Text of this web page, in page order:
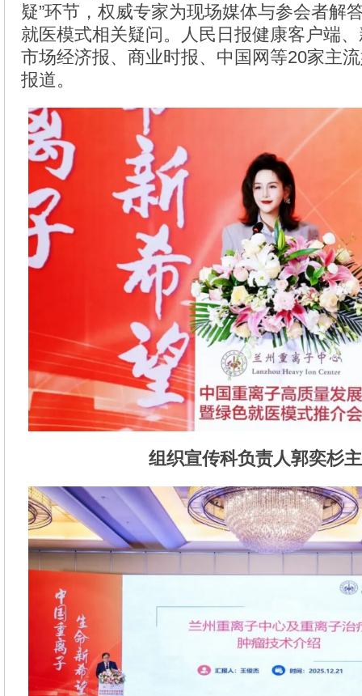
疑”环节，权威专家为现场媒体与参会者解
就医模式相关疑问。人民日报健康客户端
市场经济报、商业时报、中国网等20家主
报道。
组织宣传科负责人郭奕杉